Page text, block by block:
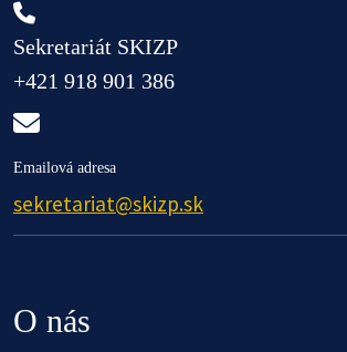
Sekretariát SKIZP
+421 918 901 386
Emailová adresa
sekretariat@skizp.sk
O nás